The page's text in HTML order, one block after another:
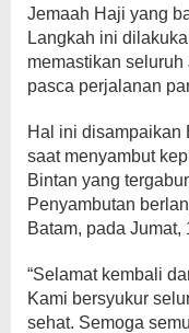
Jemaah Haji yang
Langkah ini
memastikan
pasca perjalanan
Hal ini disampaikan
saat menyambut
Bintan yang
Penyambutan
Batam, pada
“Selamat kembali
Kami bersyukur
sehat. Semoga